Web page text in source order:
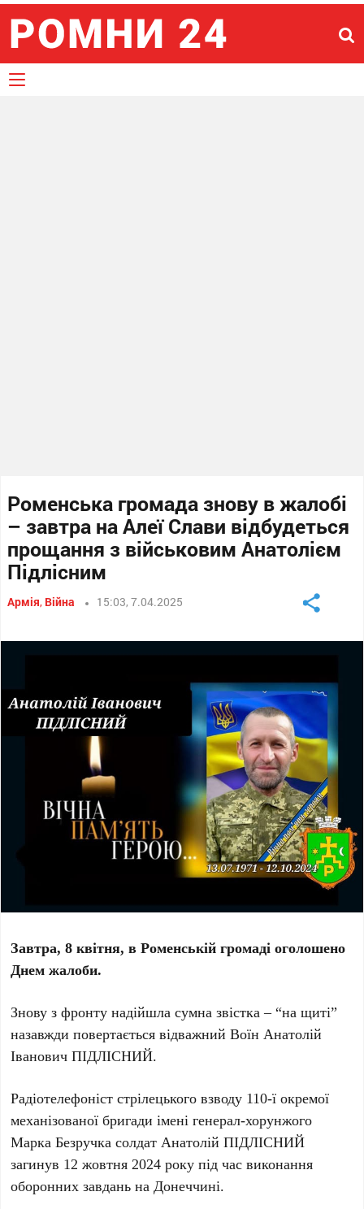
Роменська громада знову в жалобі
– завтра на Алеї Слави відбудеться
прощання з військовим Анатолієм
Підлісним
Армія, Війна 15:03, 7.04.2025
Завтра, 8 квітня, в Роменській громаді оголошено
Днем жалоби.
Знову з фронту надійшла сумна звістка – “на щиті”
назавжди повертається відважний Воїн Анатолій
Іванович ПІДЛІСНИЙ.
Радіотелефоніст стрілецького взводу 110-ї окремої
механізованої бригади імені генерал-хорунжого
Марка Безручка солдат Анатолій ПІДЛІСНИЙ
загинув 12 жовтня 2024 року під час виконання
оборонних завдань на Донеччині.